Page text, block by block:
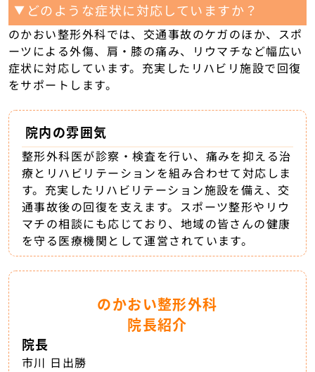
▼ どのような症状に対応していますか？
のかおい整形外科では、交通事故のケガのほか、スポ
ーツによる外傷、肩・膝の痛み、リウマチなど幅広い
症状に対応しています。充実したリハビリ施設で回復
をサポートします。
院内の雰囲気
整形外科医が診察・検査を行い、痛みを抑える治
療とリハビリテーションを組み合わせて対応しま
す。充実したリハビリテーション施設を備え、交
通事故後の回復を支えます。スポーツ整形やリウ
マチの相談にも応じており、地域の皆さんの健康
を守る医療機関として運営されています。
のかおい整形外科
院長紹介
院長
市川 日出勝